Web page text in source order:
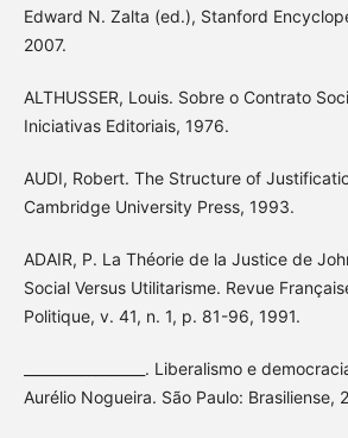
Edward N. Zalta (ed.), Stanford
2007.
ALTHUSSER, Louis. Sobre o Contrato
Iniciativas Editoriais, 1976.
AUDI, Robert. The Structure of
Cambridge University Press, 1993.
ADAIR, P. La Théorie de la Justice de
Social Versus Utilitarisme. Revue
Politique, v. 41, n. 1, p. 81-96, 1991.
_________________. Liberalismo e
Aurélio Nogueira. São Paulo: Brasiliense,